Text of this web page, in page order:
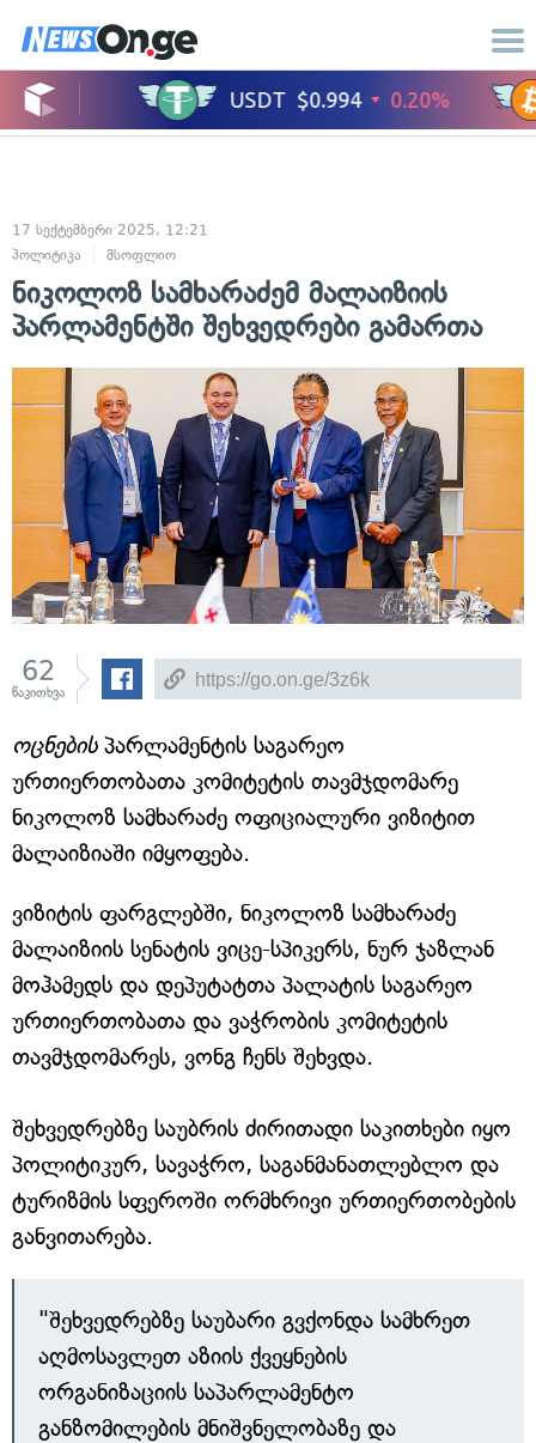
17 სექტემბერი 2025, 12:21
პოლიტიკა
მსოფლიო
ნიკოლოზ სამხარაძემ მალაიზიის
პარლამენტში შეხვედრები გამართა
62
წაკითხვა
ოცნებისპარლამენტის საგარეო
ურთიერთობათა კომიტეტის თავმჯდომარე
ნიკოლოზ სამხარაძე ოფიციალური ვიზიტით
მალაიზიაში იმყოფება.
ვიზიტის ფარგლებში, ნიკოლოზ სამხარაძე
მალაიზიის სენატის ვიცე-სპიკერს, ნურ ჯაზლან
მოჰამედს და დეპუტატთა პალატის საგარეო
ურთიერთობათა და ვაჭრობის კომიტეტის
თავმჯდომარეს, ვონგ ჩენს შეხვდა.
შეხვედრებზე საუბრის ძირითადი საკითხები იყო
პოლიტიკურ, სავაჭრო, საგანმანათლებლო და
ტურიზმის სფეროში ორმხრივი ურთიერთობების
განვითარება.
"შეხვედრებზე საუბარი გვქონდა სამხრეთ
აღმოსავლეთ აზიის ქვეყნების
ორგანიზაციის საპარლამენტო
განზომილების მნიშვნელობაზე და